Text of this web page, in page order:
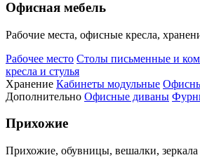
Офисная мебель
Рабочие места, офисные кресла,
Рабочее место Столы письменные и
кресла и стулья
Хранение Кабинеты модульные
Дополнительно Офисные диваны
Прихожие
Прихожие, обувницы, вешалки, зеркала